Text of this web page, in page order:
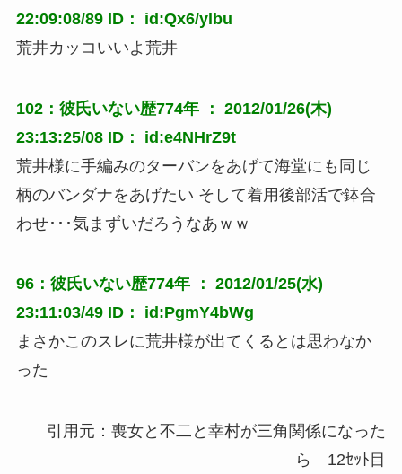
22:09:08/89 ID： id:Qx6/ylbu
荒井カッコいいよ荒井
102：彼氏いない歴774年 ： 2012/01/26(木)
23:13:25/08 ID： id:e4NHrZ9t
荒井様に手編みのターバンをあげて海堂にも同じ
柄のバンダナをあげたい そして着用後部活で鉢合
わせ･･･気まずいだろうなあｗｗ
96：彼氏いない歴774年 ： 2012/01/25(水)
23:11:03/49 ID： id:PgmY4bWg
まさかこのスレに荒井様が出てくるとは思わなか
った
引用元：喪女と不二と幸村が三角関係になった
ら 12ｾｯﾄ目